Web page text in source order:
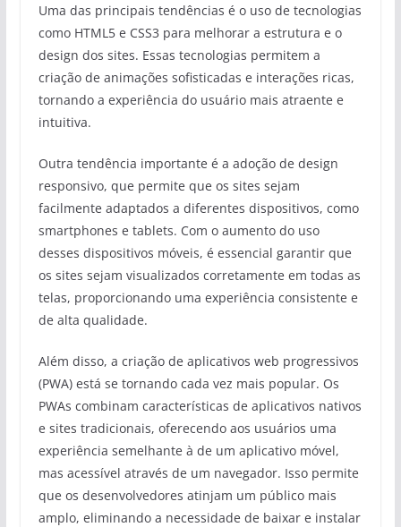
Uma das principais tendências é o uso de tecnologias
como HTML5 e CSS3 para melhorar a estrutura e o
design dos sites. Essas tecnologias permitem a
criação de animações sofisticadas e interações ricas,
tornando a experiência do usuário mais atraente e
intuitiva.
Outra tendência importante é a adoção de design
responsivo, que permite que os sites sejam
facilmente adaptados a diferentes dispositivos, como
smartphones e tablets. Com o aumento do uso
desses dispositivos móveis, é essencial garantir que
os sites sejam visualizados corretamente em todas as
telas, proporcionando uma experiência consistente e
de alta qualidade.
Além disso, a criação de aplicativos web progressivos
(PWA) está se tornando cada vez mais popular. Os
PWAs combinam características de aplicativos nativos
e sites tradicionais, oferecendo aos usuários uma
experiência semelhante à de um aplicativo móvel,
mas acessível através de um navegador. Isso permite
que os desenvolvedores atinjam um público mais
amplo, eliminando a necessidade de baixar e instalar